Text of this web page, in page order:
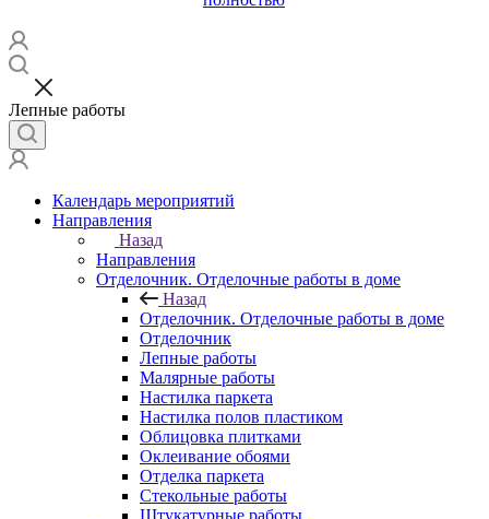
Лепные работы
Календарь мероприятий
Направления
Назад
Направления
Отделочник. Отделочные работы в доме
Назад
Отделочник. Отделочные работы в доме
Отделочник
Лепные работы
Малярные работы
Настилка паркета
Настилка полов пластиком
Облицовка плитками
Оклеивание обоями
Отделка паркета
Стекольные работы
Штукатурные работы